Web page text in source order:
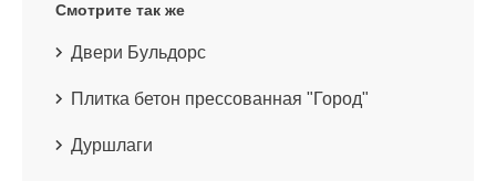
Смотрите так же
Двери Бульдорс
Плитка бетон прессованная "Город"
Дуршлаги